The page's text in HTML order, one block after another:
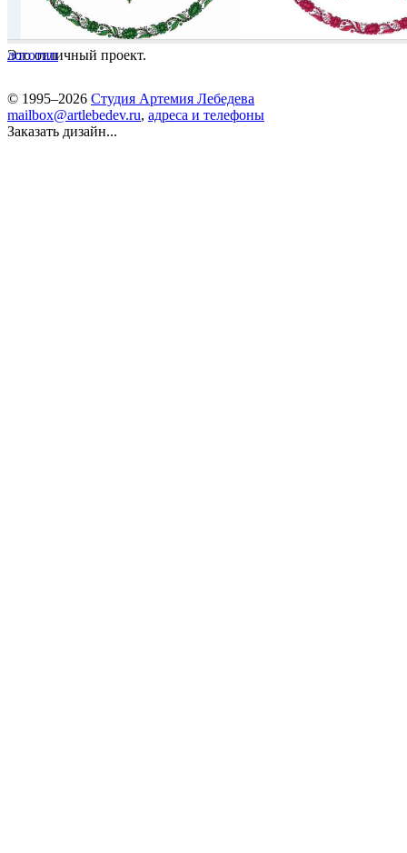
Это отличный проект.
логотип
© 1995–2026 Студия Артемия Лебедева
mailbox@artlebedev.ru, адреса и телефоны
Заказать дизайн...